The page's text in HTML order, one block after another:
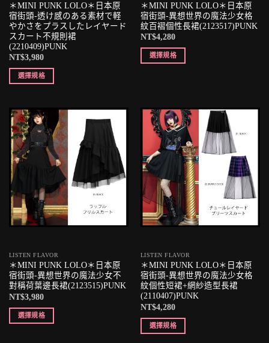
＊MINI PUNK LOLO＊日本原
宿街頭-透け感のある素材で軽
やかさをプラスしたレイヤード
スカート不規則裙
(2210409)PUNK
NT$3,980
選擇規格
＊MINI PUNK LOLO＊日本原
宿街頭-異想世界の魔法少女格
紋百褶個性長裙(2123517)PUNK
NT$4,280
選擇規格
LISTEN FLAVOR
＊MINI PUNK LOLO＊日本原
宿街頭-異想世界の魔法少女不
對稱荷葉邊長裙(2123515)PUNK
NT$3,980
選擇規格
LISTEN FLAVOR
＊MINI PUNK LOLO＊日本原
宿街頭-異想世界の魔法少女格
紋個性短裙+網紗造型長裙
(2110407)PUNK
NT$4,280
選擇規格